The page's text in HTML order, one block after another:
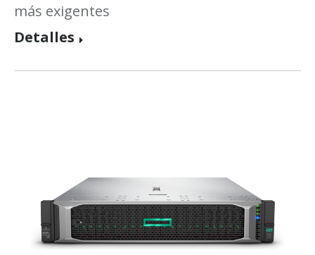
más exigentes
Detalles